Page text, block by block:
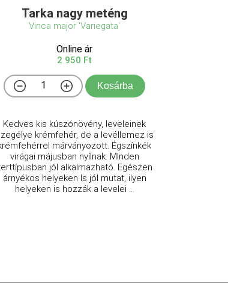
Tarka nagy meténg
Vinca major 'Variegata'
Online ár
2 950 Ft
Kosárba
Kedves kis kúszónövény, leveleinek
krémfehér, de a levéllemez is
márványozott. Égszínkék
virágai májusban nyílnak. MInden
jól alkalmazható. Egészen
árnyékos helyeken ls jól mutat, ilyen
helyeken is hozzák a levelei ...